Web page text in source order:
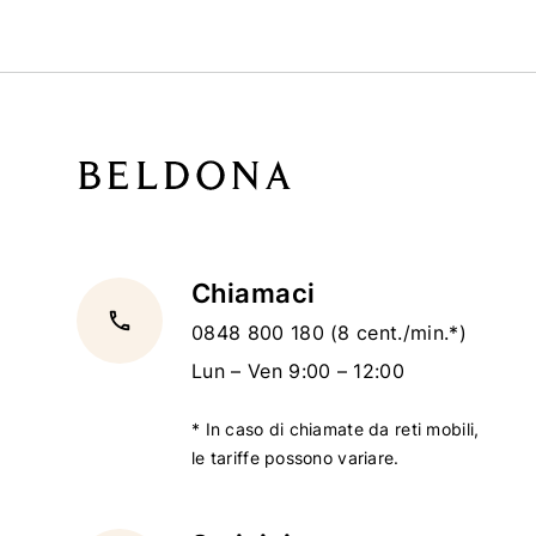
local_phone
Chiamaci
0848 800 180 (8 cent./min.*)
Lun – Ven 9:00 – 12:00
* In caso di chiamate da reti mobili,
le tariffe possono variare.